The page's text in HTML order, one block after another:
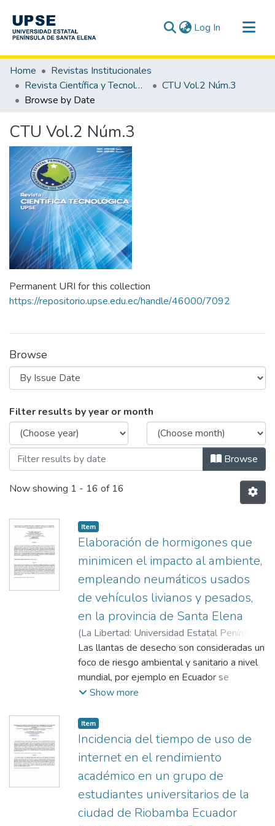
Log In (current)
Communities & Collections
All of DSpace
Home
Revistas Institucionales
Revista Científica y Tecnológica UPSE - CTU
CTU Vol.2 Núm.3
Browse by Date
CTU Vol.2 Núm.3
Permanent URI for this collection
https://repositorio.upse.edu.ec/handle/46000/7092
Browse
Browsing CTU Vol.2 Núm.3 by
Filter results by year or month
Browse
Now showing 1 - 16 of 16
Item
Elaboración de hormigones que
minimicen el impacto al ambiente,
empleando neumáticos usados
de vehículos livianos y pesados,
en la provincia de Santa Elena
(La Libertad: Universidad Estatal Península
de Santa Elena, 2015, 2015)Saltos
Santos, Amando Washington;Guerrero
Herrera, Humberto Stanley;Ordóñez, Linda
Suárez, Miguel
Las llantas de desecho son consideradas un
foco de riesgo ambiental y sanitario a nivel
mundial, por ejemplo en Ecuador se
desecha al año, según la Corporación para la
(INVEC), cerca de 2,4 millones de
neumáticos de diversos tipos, lo que
equivale a 55.000 toneladas. Un menor
porcentaje de ellos son reutilizados para el
reencauchado, pero la gran mayoría es
incinerada o depositada en basureros a cielo
abierto, lo que supone una amenaza contra
Show more
Item
Incidencia del tiempo de uso de
internet en el rendimiento
académico en un grupo de
estudiantes universitarios de la
ciudad de Riobamba Ecuador